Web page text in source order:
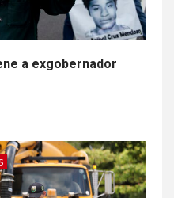
a exgobernador